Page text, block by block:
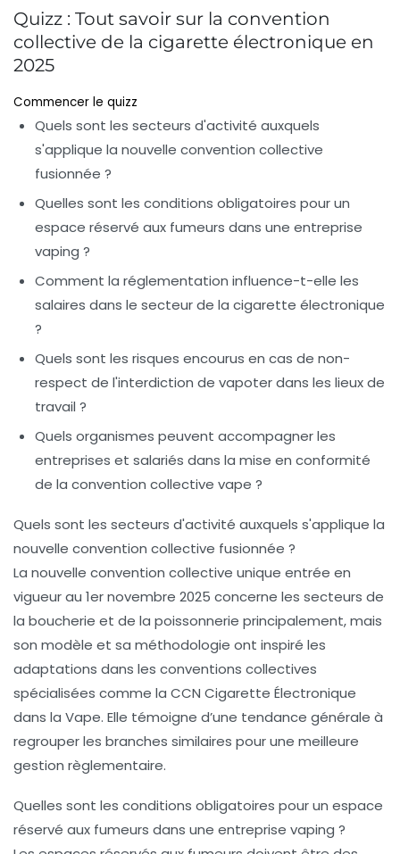
Quizz : Tout savoir sur la convention
collective de la cigarette électronique en
2025
Commencer le quizz
Quels sont les secteurs d'activité auxquels
s'applique la nouvelle convention collective
fusionnée ?
Quelles sont les conditions obligatoires pour un
espace réservé aux fumeurs dans une entreprise
vaping ?
Comment la réglementation influence-t-elle les
salaires dans le secteur de la cigarette électronique
?
Quels sont les risques encourus en cas de non-
respect de l'interdiction de vapoter dans les lieux de
travail ?
Quels organismes peuvent accompagner les
entreprises et salariés dans la mise en conformité
de la convention collective vape ?
Quels sont les secteurs d'activité auxquels s'applique la
nouvelle convention collective fusionnée ?
La nouvelle convention collective unique entrée en
vigueur au 1er novembre 2025 concerne les secteurs de
la boucherie et de la poissonnerie principalement, mais
son modèle et sa méthodologie ont inspiré les
adaptations dans les conventions collectives
spécialisées comme la CCN Cigarette Électronique
dans la Vape. Elle témoigne d’une tendance générale à
regrouper les branches similaires pour une meilleure
gestion règlementaire.
Quelles sont les conditions obligatoires pour un espace
réservé aux fumeurs dans une entreprise vaping ?